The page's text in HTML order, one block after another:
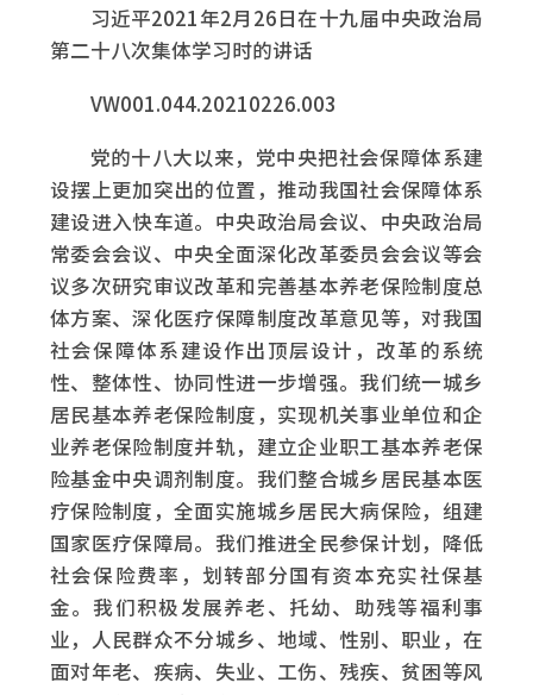
习近平2021年2月26日在十九届中央政治局
第二十八次集体学习时的讲话
VW001.044.20210226.003
党的十八大以来，党中央把社会保障体系建
设摆上更加突出的位置，推动我国社会保障体系
建设进入快车道。中央政治局会议、中央政治局
常委会会议、中央全面深化改革委员会会议等会
议多次研究审议改革和完善基本养老保险制度总
体方案、深化医疗保障制度改革意见等，对我国
社会保障体系建设作出顶层设计，改革的系统
性、整体性、协同性进一步增强。我们统一城乡
居民基本养老保险制度，实现机关事业单位和企
业养老保险制度并轨，建立企业职工基本养老保
险基金中央调剂制度。我们整合城乡居民基本医
疗保险制度，全面实施城乡居民大病保险，组建
国家医疗保障局。我们推进全民参保计划，降低
社会保险费率，划转部分国有资本充实社保基
金。我们积极发展养老、托幼、助残等福利事
业，人民群众不分城乡、地域、性别、职业，在
面对年老、疾病、失业、工伤、残疾、贫困等风